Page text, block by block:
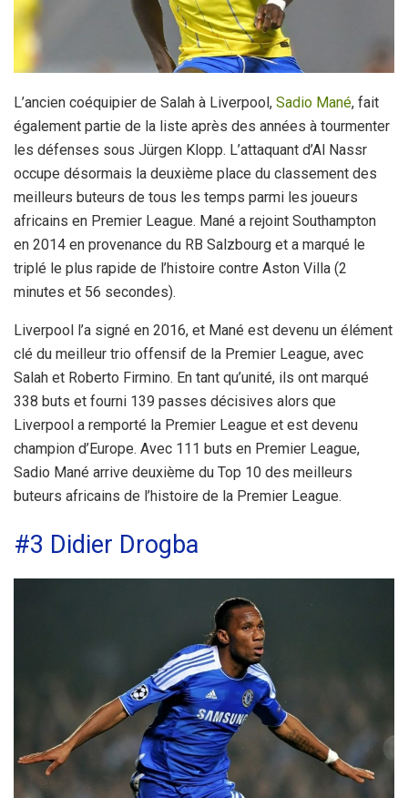
L’ancien coéquipier de Salah à Liverpool, Sadio Mané, fait
également partie de la liste après des années à tourmenter
les défenses sous Jürgen Klopp. L’attaquant d’Al Nassr
occupe désormais la deuxième place du classement des
meilleurs buteurs de tous les temps parmi les joueurs
africains en Premier League. Mané a rejoint Southampton
en 2014 en provenance du RB Salzbourg et a marqué le
triplé le plus rapide de l’histoire contre Aston Villa (2
minutes et 56 secondes).
Liverpool l’a signé en 2016, et Mané est devenu un élément
clé du meilleur trio offensif de la Premier League, avec
Salah et Roberto Firmino. En tant qu’unité, ils ont marqué
338 buts et fourni 139 passes décisives alors que
Liverpool a remporté la Premier League et est devenu
champion d’Europe. Avec 111 buts en Premier League,
Sadio Mané arrive deuxième du Top 10 des meilleurs
buteurs africains de l’histoire de la Premier League.
#3 Didier Drogba